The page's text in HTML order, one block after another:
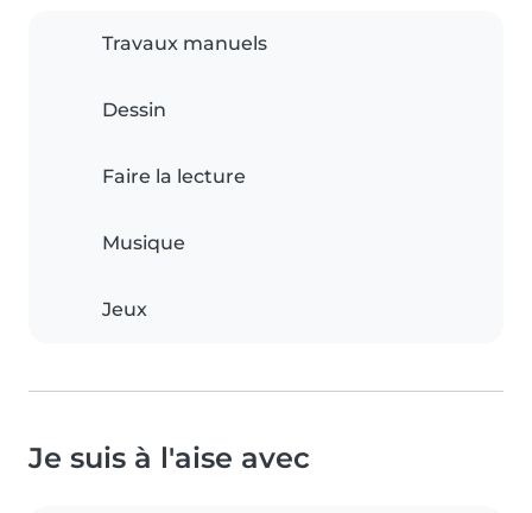
Travaux manuels
Dessin
Faire la lecture
Musique
Jeux
Je suis à l'aise avec